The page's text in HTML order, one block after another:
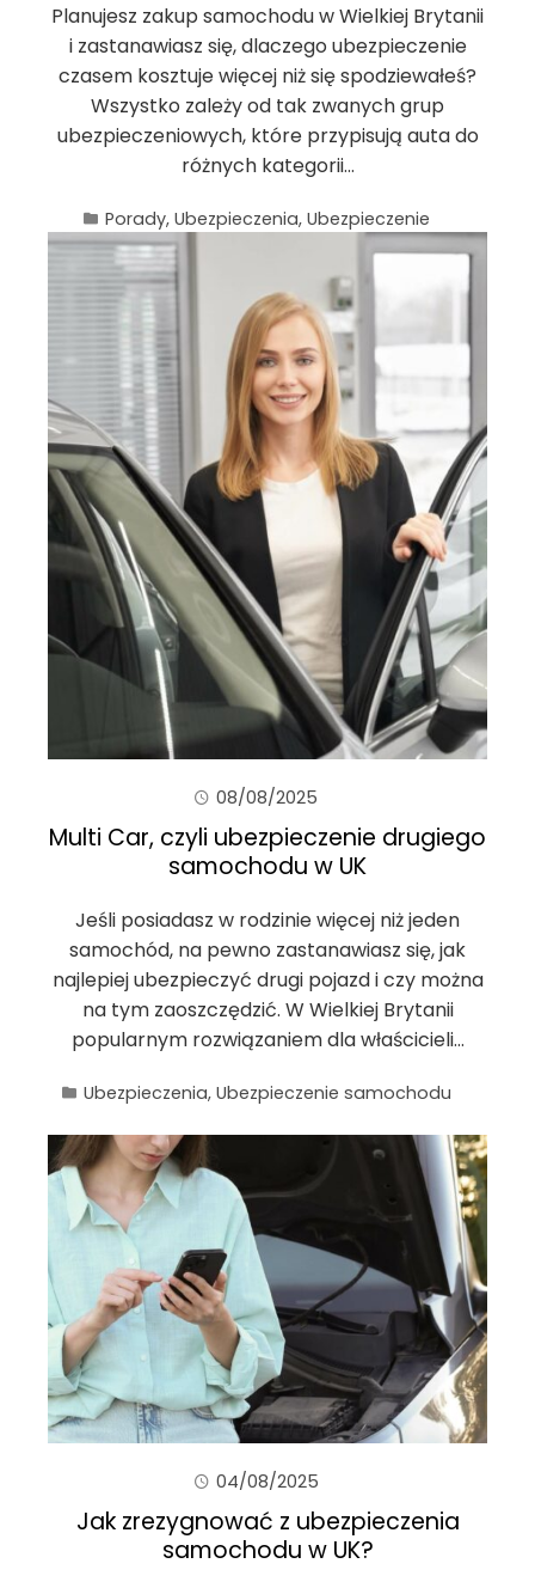
Planujesz zakup samochodu w Wielkiej Brytanii
i zastanawiasz się, dlaczego ubezpieczenie
czasem kosztuje więcej niż się spodziewałeś?
Wszystko zależy od tak zwanych grup
ubezpieczeniowych, które przypisują auta do
różnych kategorii…
Porady, Ubezpieczenia, Ubezpieczenie
08/08/2025
Multi Car, czyli ubezpieczenie drugiego
samochodu w UK
Jeśli posiadasz w rodzinie więcej niż jeden
samochód, na pewno zastanawiasz się, jak
najlepiej ubezpieczyć drugi pojazd i czy można
na tym zaoszczędzić. W Wielkiej Brytanii
popularnym rozwiązaniem dla właścicieli…
Ubezpieczenia, Ubezpieczenie samochodu
04/08/2025
Jak zrezygnować z ubezpieczenia
samochodu w UK?